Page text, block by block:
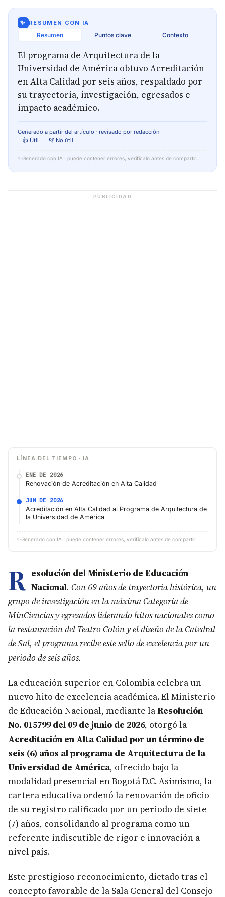
✨ RESUMEN CON IA
Resumen Puntos clave Contexto
El programa de Arquitectura de la
Universidad de América obtuvo Acreditación
en Alta Calidad por seis años, respaldado por
su trayectoria, investigación, egresados e
impacto académico.
Generado a partir del artículo · revisado por redacción
👍 Útil
👎 No útil
✨ Generado con IA · puede contener errores, verifícalo antes de compartir.
PUBLICIDAD
LÍNEA DEL TIEMPO · IA
ENE DE 2026
Renovación de Acreditación en Alta Calidad
JUN DE 2026
Acreditación en Alta Calidad al Programa de Arquitectura de
la Universidad de América
✨ Generado con IA · puede contener errores, verifícalo antes de compartir.
R esolución del Ministerio de Educación
Nacional. Con 69 años de trayectoria histórica, un
grupo de investigación en la máxima Categoría de
MinCiencias y egresados liderando hitos nacionales como
la restauración del Teatro Colón y el diseño de la Catedral
de Sal, el programa recibe este sello de excelencia por un
periodo de seis años.
La educación superior en Colombia celebra un
nuevo hito de excelencia académica. El Ministerio
de Educación Nacional, mediante laResolución
No. 015799 del 09 de junio de 2026, otorgó la
Acreditación en Alta Calidad por un término de
seis (6) años al programa de Arquitectura de la
Universidad de América, ofrecido bajo la
modalidad presencial en Bogotá D.C. Asimismo, la
cartera educativa ordenó la renovación de oficio
de su registro calificado por un periodo de siete
(7) años, consolidando al programa como un
referente indiscutible de rigor e innovación a
nivel país.
Este prestigioso reconocimiento, dictado tras el
concepto favorable de la Sala General del Consejo